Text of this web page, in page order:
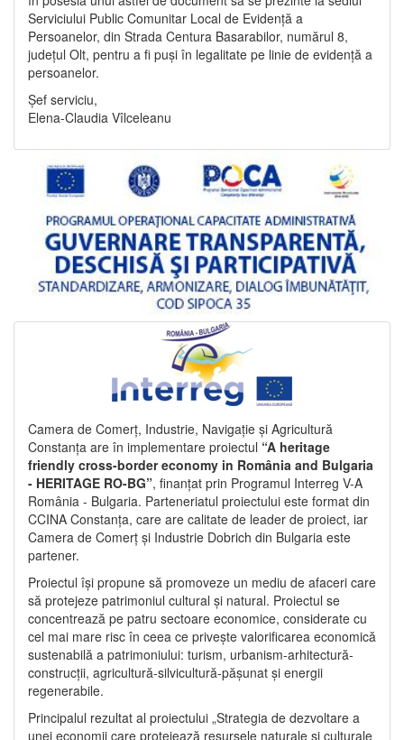
Serviciului Public Comunitar Local de Evidență a
Persoanelor, din Strada Centura Basarabilor, numărul 8,
județul Olt, pentru a fi puși în legalitate pe linie de evidență a
persoanelor.
Șef serviciu,
Elena-Claudia Vîlceleanu
Camera de Comerț, Industrie, Navigație și Agricultură
Constanța are în implementare proiectul “A heritage
friendly cross-border economy in România and Bulgaria
- HERITAGE RO-BG”, finanțat prin Programul Interreg V-A
România - Bulgaria. Parteneriatul proiectului este format din
CCINA Constanța, care are calitate de leader de proiect, iar
Camera de Comerț și Industrie Dobrich din Bulgaria este
partener.
Proiectul își propune să promoveze un mediu de afaceri care
să protejeze patrimoniul cultural și natural. Proiectul se
concentrează pe patru sectoare economice, considerate cu
cel mai mare risc în ceea ce privește valorificarea economică
sustenabilă a patrimoniului: turism, urbanism-arhitectură-
construcții, agricultură-silvicultură-pășunat și energii
regenerabile.
Principalul rezultat al proiectului „Strategia de dezvoltare a
unei economii care protejează resursele naturale și culturale